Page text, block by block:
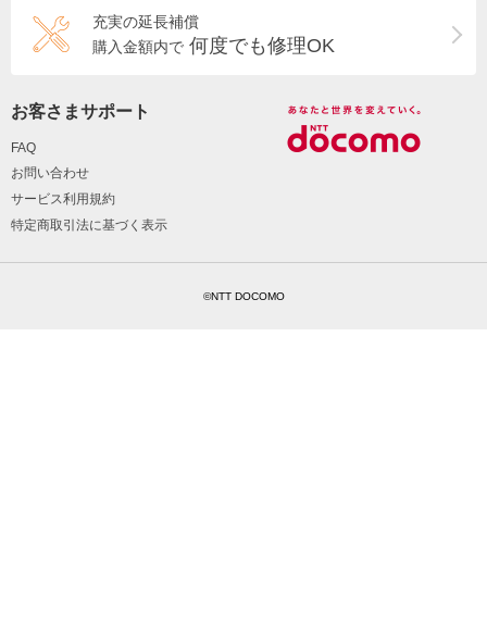
充実の延長補償
購入金額内で 何度でも修理OK
お客さまサポート
FAQ
お問い合わせ
サービス利用規約
特定商取引法に基づく表示
©NTT DOCOMO